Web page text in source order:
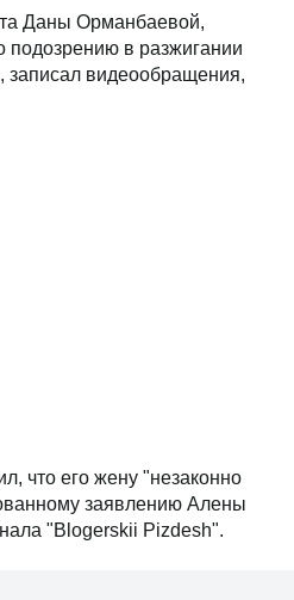
Даны Орманбаевой,
подозрению в разжигании
записал видеообращения,
что его жену "незаконно
заявлению Алены
"Blogerskii Pizdesh".